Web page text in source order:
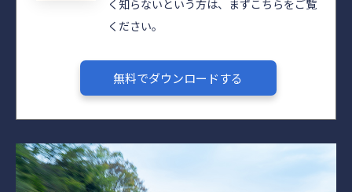
く知らないという方は、まずこちらをご覧
ください。
無料でダウンロードする